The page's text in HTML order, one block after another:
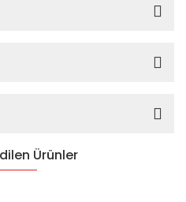
Ürünler